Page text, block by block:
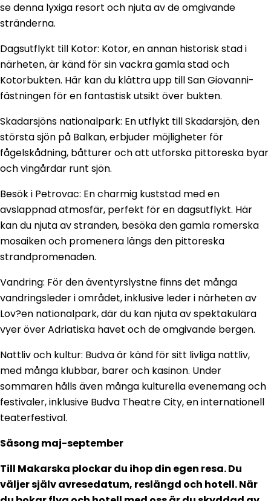
se denna lyxiga resort och njuta av de omgivande
stränderna.
Dagsutflykt till Kotor: Kotor, en annan historisk stad i
närheten, är känd för sin vackra gamla stad och
Kotorbukten. Här kan du klättra upp till San Giovanni-
fästningen för en fantastisk utsikt över bukten.
Skadarsjöns nationalpark: En utflykt till Skadarsjön, den
största sjön på Balkan, erbjuder möjligheter för
fågelskådning, båtturer och att utforska pittoreska byar
och vingårdar runt sjön.
Besök i Petrovac: En charmig kuststad med en
avslappnad atmosfär, perfekt för en dagsutflykt. Här
kan du njuta av stranden, besöka den gamla romerska
mosaiken och promenera längs den pittoreska
strandpromenaden.
Vandring: För den äventyrslystne finns det många
vandringsleder i området, inklusive leder i närheten av
Lov?en nationalpark, där du kan njuta av spektakulära
vyer över Adriatiska havet och de omgivande bergen.
Nattliv och kultur: Budva är känd för sitt livliga nattliv,
med många klubbar, barer och kasinon. Under
sommaren hålls även många kulturella evenemang och
festivaler, inklusive Budva Theatre City, en internationell
teaterfestival.
Säsong maj-september
Till Makarska plockar du ihop din egen resa. Du
väljer själv avresedatum, reslängd och hotell. När